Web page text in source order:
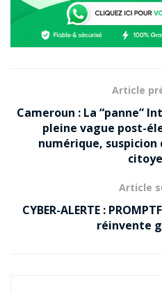
Article
Cameroun : La “panne”
pleine vague post-
numérique, suspicion
Article
CYBER-ALERTE :
réinvente